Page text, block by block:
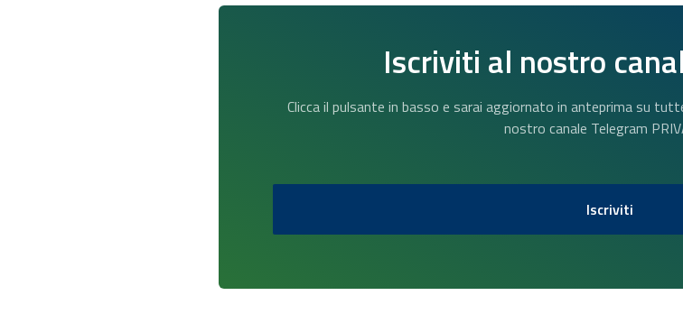
Iscriviti al nostro
Clicca il pulsante in basso e sarai aggiornato in anteprima su
nostro canale Telegram
Iscriviti